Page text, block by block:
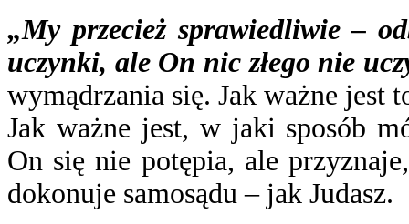
„My przecież sprawiedliwie –
uczynki, ale On nic złego nie
wymądrzania się. Jak ważne jest
Jak ważne jest, w jaki sposób
On się nie potępia, ale
dokonuje samosądu – jak Judasz.